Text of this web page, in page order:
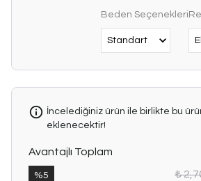
Beden Seçenekleri
İncelediğiniz ürün ile birlikte bu
eklenecektir!
Avantajlı Toplam
%5 ₺